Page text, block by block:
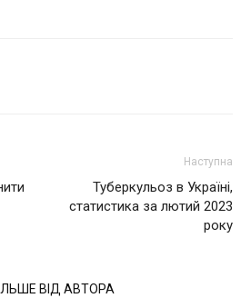
Наступна
Туберкульоз в Україні,
статистика за лютий 2023
року
ВІД АВТОРА